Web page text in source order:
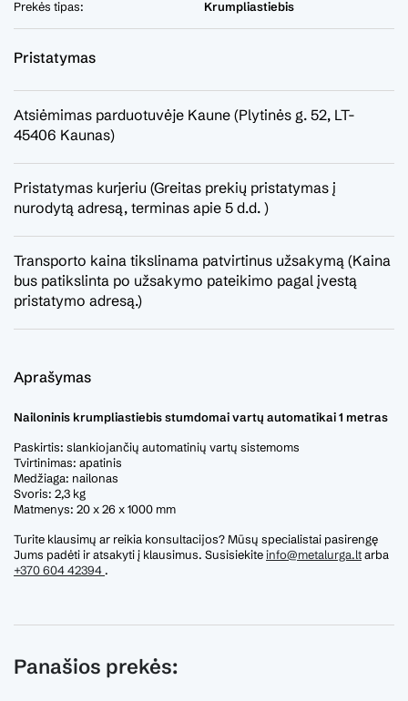
Aprašymas
Nailoninis krumpliastiebis stumdomai vartų automatikai 1 metras
Paskirtis: slankiojančių automatinių vartų sistemoms
Tvirtinimas: apatinis
Medžiaga: nailonas
Svoris: 2,3 kg
Matmenys: 20 x 26 x 1000 mm
Turite klausimų ar reikia konsultacijos? Mūsų specialistai pasirengę
Jums padėti ir atsakyti į klausimus. Susisiekiteinfo@metalurga.ltarba
+370 604 42394 .
Prekės tipas: Krumpliastiebis
Pristatymas
Atsiėmimas parduotuvėje Kaune (Plytinės g. 52, LT-
45406 Kaunas)
Pristatymas kurjeriu (Greitas prekių pristatymas į
nurodytą adresą, terminas apie 5 d.d. )
Transporto kaina tikslinama patvirtinus užsakymą (Kaina
bus patikslinta po užsakymo pateikimo pagal įvestą
pristatymo adresą.)
Panašios prekės: